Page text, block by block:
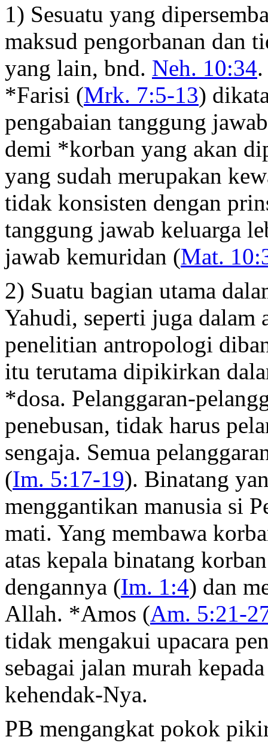
1) Sesuatu yang
maksud pengorbanan dan
yang lain, bnd. Neh. 10:34
*Farisi (Mrk. 7:5-13)
pengabaian tanggung
demi *korban yang akan
yang sudah merupakan
tidak konsisten dengan
tanggung jawab keluarga
jawab kemuridan (Mat.
2) Suatu bagian utama
Yahudi, seperti juga dalam
penelitian antropologi
itu terutama dipikirkan
*dosa. Pelanggaran-
penebusan, tidak harus
sengaja. Semua
(Im. 5:17-19). Binatang
menggantikan manusia si
mati. Yang membawa
atas kepala binatang
dengannya (Im. 1:4) dan
Allah. *Amos (Am. 5:21-
tidak mengakui upacara
sebagai jalan murah
kehendak-Nya.
PB mengangkat pokok